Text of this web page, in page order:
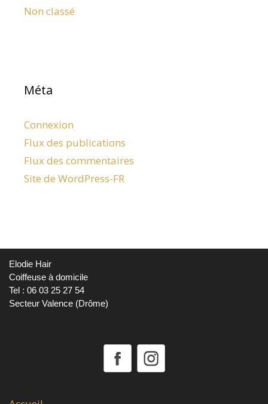
Non classé
Méta
Connexion
Flux des publications
Flux des commentaires
Site de WordPress-FR
Elodie Hair
Coiffeuse à domicile
Tel : 06 03 25 27 54
Secteur Valence (Drôme)